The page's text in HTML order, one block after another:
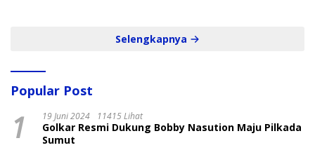
Selengkapnya
Popular Post
1 19 Juni 2024 11415 Lihat
Golkar Resmi Dukung Bobby Nasution Maju Pilkada
Sumut